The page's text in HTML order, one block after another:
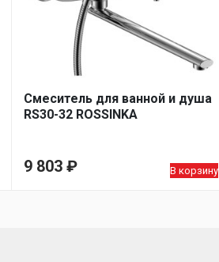
Смеситель для ванной и душа
RS30-32 ROSSINKA
9 803 ₽ В корзину